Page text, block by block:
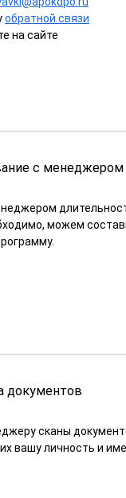
обратной связи
на сайте
с менеджером
можем
документов
сканы
вашу личность и